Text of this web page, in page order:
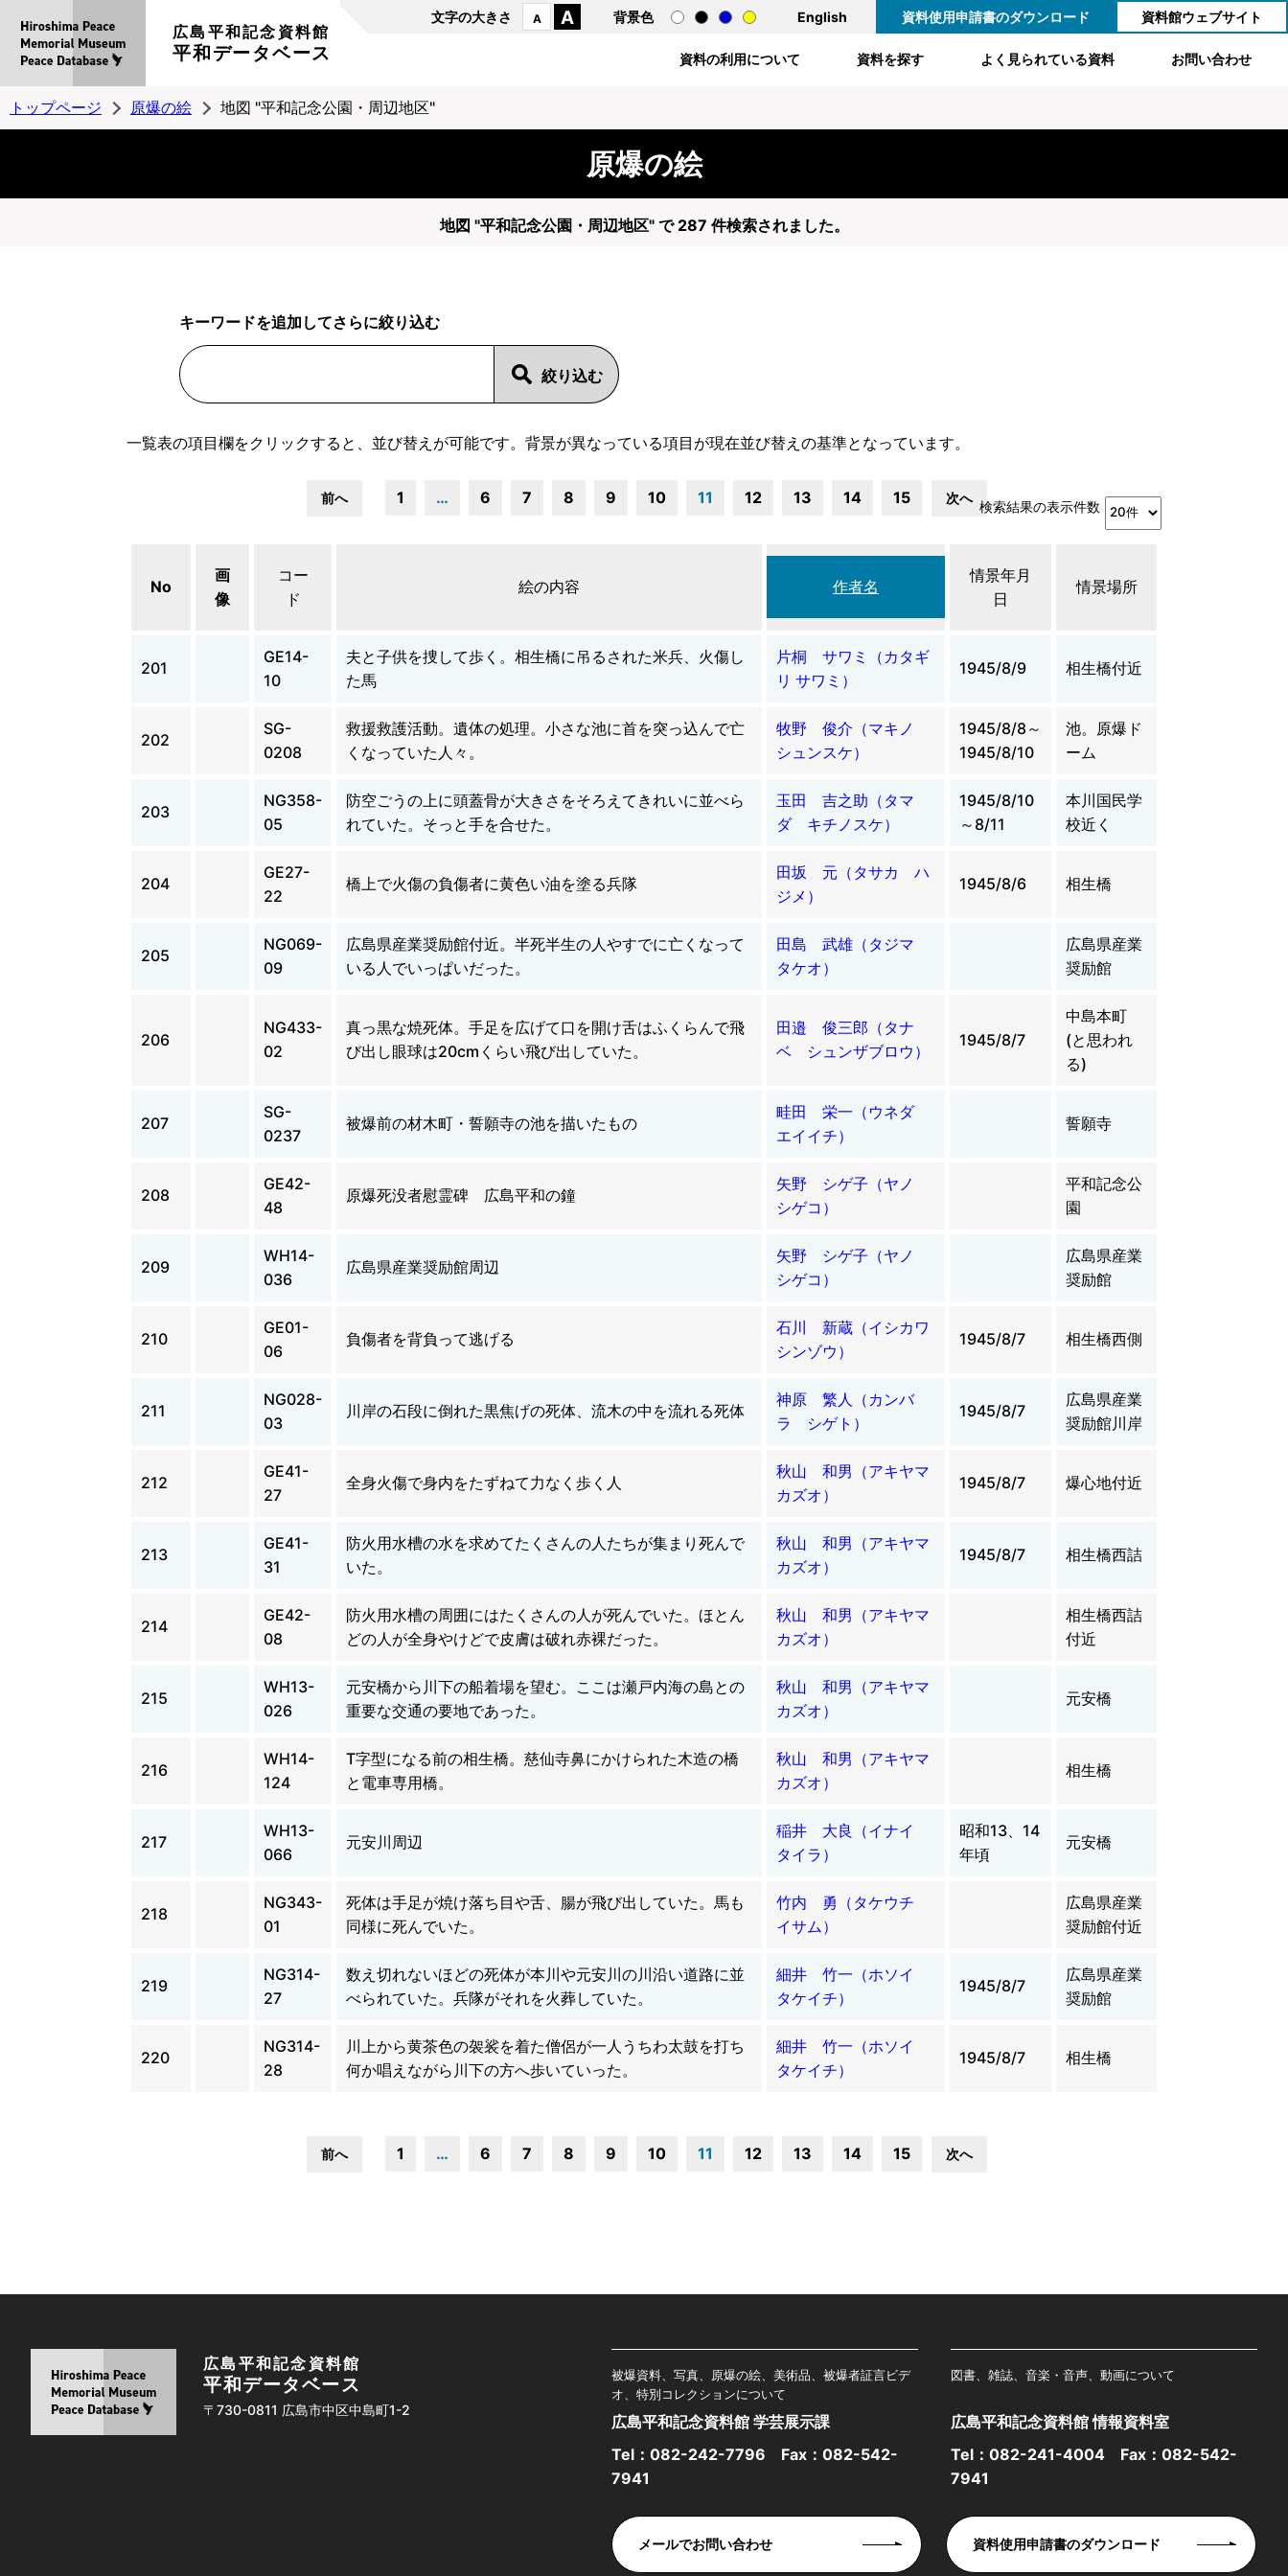
広島平和記念資料館
平和データベース
文字の大きさ A A 背景色 English 資料使用申請書のダウンロード 資料館ウェブサイト
資料の利用について 資料を探す よく見られている資料 お問い合わせ
トップページ 原爆の絵 地図 "平和記念公園・周辺地区"
原爆の絵
地図 "平和記念公園・周辺地区" で 287 件検索されました。
キーワードを追加してさらに絞り込む
一覧表の項目欄をクリックすると、並び替えが可能です。背景が異なっている項目が現在並び替えの基準となっています。
前へ 1 … 6 7 8 9 10 11 12 13 14 15 次へ
検索結果の表示件数
No
画
像
コー
ド
絵の内容 作者名
情景年月
日
情景場所
201
GE14-
10
夫と子供を捜して歩く。相生橋に吊るされた米兵、火傷し
た馬
片桐 サワミ（カタギ
リ サワミ）
1945/8/9 相生橋付近
202
SG-
0208
救援救護活動。遺体の処理。小さな池に首を突っ込んで亡
くなっていた人々。
牧野 俊介（マキノ
シュンスケ）
1945/8/8～
1945/8/10
池。原爆ド
ーム
203
NG358-
05
防空ごうの上に頭蓋骨が大きさをそろえてきれいに並べら
れていた。そっと手を合せた。
玉田 吉之助（タマ
ダ キチノスケ）
1945/8/10
～8/11
本川国民学
校近く
204
GE27-
22
橋上で火傷の負傷者に黄色い油を塗る兵隊
田坂 元（タサカ ハ
ジメ）
1945/8/6 相生橋
205
NG069-
09
広島県産業奨励館付近。半死半生の人やすでに亡くなって
いる人でいっぱいだった。
田島 武雄（タジマ
タケオ）
広島県産業
奨励館
206
NG433-
02
真っ黒な焼死体。手足を広げて口を開け舌はふくらんで飛
び出し眼球は20cmくらい飛び出していた。
田邉 俊三郎（タナ
ベ シュンザブロウ）
1945/8/7
中島本町
(と思われ
る)
207
SG-
0237
被爆前の材木町・誓願寺の池を描いたもの
畦田 栄一（ウネダ
エイイチ）
誓願寺
208
GE42-
48
原爆死没者慰霊碑 広島平和の鐘
矢野 シゲ子（ヤノ
シゲコ）
平和記念公
園
209
WH14-
036
広島県産業奨励館周辺
矢野 シゲ子（ヤノ
シゲコ）
広島県産業
奨励館
210
GE01-
06
負傷者を背負って逃げる
石川 新蔵（イシカワ
シンゾウ）
1945/8/7 相生橋西側
211
NG028-
03
川岸の石段に倒れた黒焦げの死体、流木の中を流れる死体
神原 繁人（カンバ
ラ シゲト）
1945/8/7
広島県産業
奨励館川岸
212
GE41-
27
全身火傷で身内をたずねて力なく歩く人
秋山 和男（アキヤマ
カズオ）
1945/8/7 爆心地付近
213
GE41-
31
防火用水槽の水を求めてたくさんの人たちが集まり死んで
いた。
秋山 和男（アキヤマ
カズオ）
1945/8/7 相生橋西詰
214
GE42-
08
防火用水槽の周囲にはたくさんの人が死んでいた。ほとん
どの人が全身やけどで皮膚は破れ赤裸だった。
秋山 和男（アキヤマ
カズオ）
相生橋西詰
付近
215
WH13-
026
元安橋から川下の船着場を望む。ここは瀬戸内海の島との
重要な交通の要地であった。
秋山 和男（アキヤマ
カズオ）
元安橋
216
WH14-
124
T字型になる前の相生橋。慈仙寺鼻にかけられた木造の橋
と電車専用橋。
秋山 和男（アキヤマ
カズオ）
相生橋
217
WH13-
066
元安川周辺
稲井 大良（イナイ
タイラ）
昭和13、14
年頃
元安橋
218
NG343-
01
死体は手足が焼け落ち目や舌、腸が飛び出していた。馬も
同様に死んでいた。
竹内 勇（タケウチ
イサム）
広島県産業
奨励館付近
219
NG314-
27
数え切れないほどの死体が本川や元安川の川沿い道路に並
べられていた。兵隊がそれを火葬していた。
細井 竹一（ホソイ
タケイチ）
1945/8/7
広島県産業
奨励館
220
NG314-
28
川上から黄茶色の袈裟を着た僧侶が一人うちわ太鼓を打ち
何か唱えながら川下の方へ歩いていった。
細井 竹一（ホソイ
タケイチ）
1945/8/7 相生橋
前へ 1 … 6 7 8 9 10 11 12 13 14 15 次へ
広島平和記念資料館
平和データベース
〒730-0811 広島市中区中島町1-2
被爆資料、写真、原爆の絵、美術品、被爆者証言ビデ
オ、特別コレクションについて
広島平和記念資料館 学芸展示課
Tel： 082-242-7796 Fax：082-542-
7941
図書、雑誌、音楽・音声、動画について
広島平和記念資料館 情報資料室
Tel： 082-241-4004 Fax：082-542-
7941
メールでお問い合わせ 資料使用申請書のダウンロード